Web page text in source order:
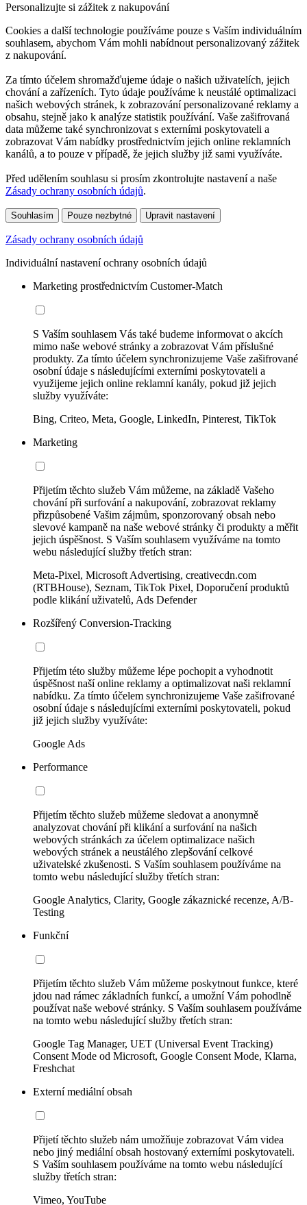
Personalizujte si zážitek z nakupování
Cookies a další technologie používáme pouze s Vaším individuálním
souhlasem, abychom Vám mohli nabídnout personalizovaný zážitek
z nakupování.
Za tímto účelem shromažďujeme údaje o našich uživatelích, jejich
chování a zařízeních. Tyto údaje používáme k neustálé optimalizaci
našich webových stránek, k zobrazování personalizované reklamy a
obsahu, stejně jako k analýze statistik používání. Vaše zašifrovaná
data můžeme také synchronizovat s externími poskytovateli a
zobrazovat Vám nabídky prostřednictvím jejich online reklamních
kanálů, a to pouze v případě, že jejich služby již sami využíváte.
Před udělením souhlasu si prosím zkontrolujte nastavení a naše
Zásady ochrany osobních údajů.
Souhlasím Pouze nezbytné Upravit nastavení
Zásady ochrany osobních údajů
Individuální nastavení ochrany osobních údajů
Marketing prostřednictvím Customer-Match
S Vaším souhlasem Vás také budeme informovat o akcích
mimo naše webové stránky a zobrazovat Vám příslušné
produkty. Za tímto účelem synchronizujeme Vaše zašifrované
osobní údaje s následujícími externími poskytovateli a
využijeme jejich online reklamní kanály, pokud již jejich
služby využíváte:
Bing, Criteo, Meta, Google, LinkedIn, Pinterest, TikTok
Marketing
Přijetím těchto služeb Vám můžeme, na základě Vašeho
chování při surfování a nakupování, zobrazovat reklamy
přizpůsobené Vašim zájmům, sponzorovaný obsah nebo
slevové kampaně na naše webové stránky či produkty a měřit
jejich úspěšnost. S Vaším souhlasem využíváme na tomto
webu následující služby třetích stran:
Meta-Pixel, Microsoft Advertising, creativecdn.com
(RTBHouse), Seznam, TikTok Pixel, Doporučení produktů
podle klikání uživatelů, Ads Defender
Rozšířený Conversion-Tracking
Přijetím této služby můžeme lépe pochopit a vyhodnotit
úspěšnost naší online reklamy a optimalizovat naši reklamní
nabídku. Za tímto účelem synchronizujeme Vaše zašifrované
osobní údaje s následujícími externími poskytovateli, pokud
již jejich služby využíváte:
Google Ads
Performance
Přijetím těchto služeb můžeme sledovat a anonymně
analyzovat chování při klikání a surfování na našich
webových stránkách za účelem optimalizace našich
webových stránek a neustálého zlepšování celkové
uživatelské zkušenosti. S Vaším souhlasem používáme na
tomto webu následující služby třetích stran:
Google Analytics, Clarity, Google zákaznické recenze, A/B-
Testing
Funkční
Přijetím těchto služeb Vám můžeme poskytnout funkce, které
jdou nad rámec základních funkcí, a umožní Vám pohodlně
používat naše webové stránky. S Vaším souhlasem používáme
na tomto webu následující služby třetích stran:
Google Tag Manager, UET (Universal Event Tracking)
Consent Mode od Microsoft, Google Consent Mode, Klarna,
Freshchat
Externí mediální obsah
Přijetí těchto služeb nám umožňuje zobrazovat Vám videa
nebo jiný mediální obsah hostovaný externími poskytovateli.
S Vaším souhlasem používáme na tomto webu následující
služby třetích stran:
Vimeo, YouTube